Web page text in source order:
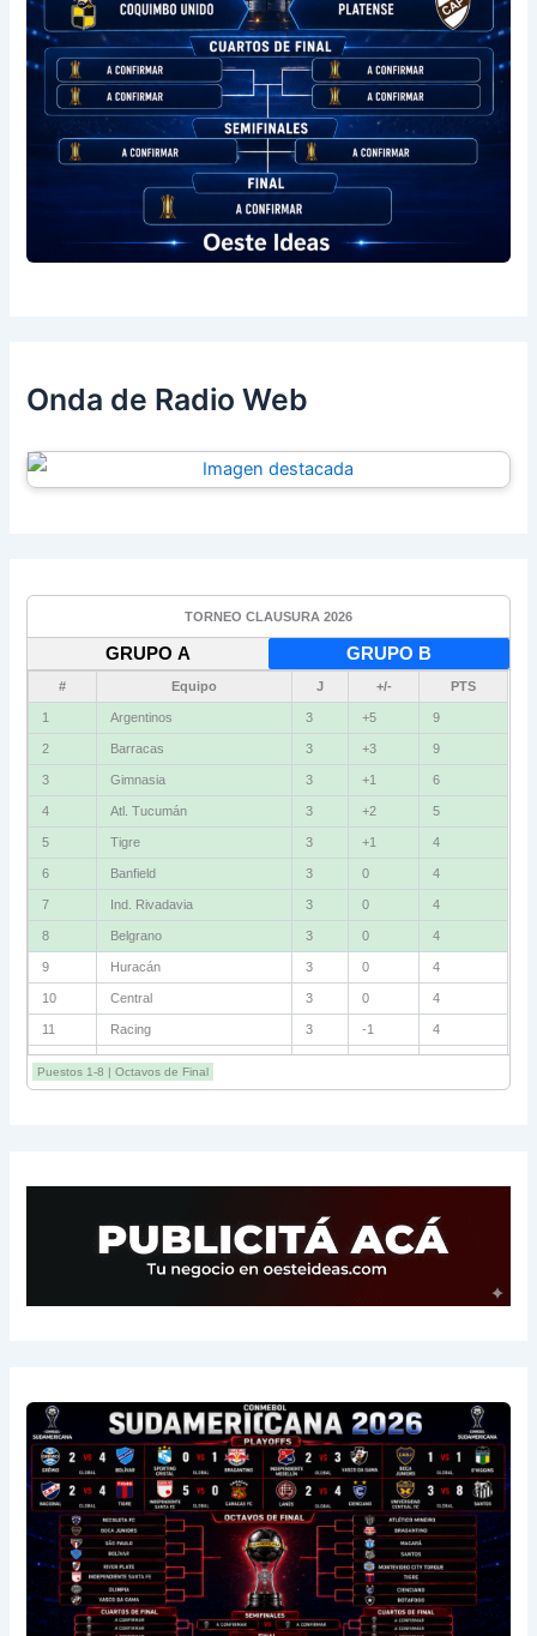
Onda de Radio Web
TORNEO CLAUSURA 2026
GRUPO A GRUPO B
# Equipo J +/- PTS
1 Argentinos 3 +5 9
2 Barracas 3 +3 9
3 Gimnasia 3 +1 6
4 Atl. Tucumán 3 +2 5
5 Tigre 3 +1 4
6 Banfield 3 0 4
7 Ind. Rivadavia 3 0 4
8 Belgrano 3 0 4
9 Huracán 3 0 4
10 Central 3 0 4
11 Racing 3 -1 4
12 Estudiantes RC 3 -2 4
13 Sarmiento 3 -1 3
Puestos 1-8 | Octavos de Final